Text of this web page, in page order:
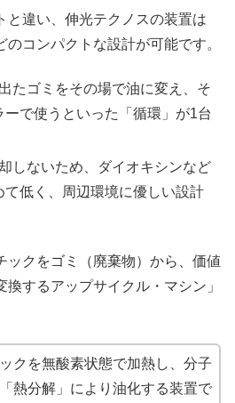
違い、伸光テクノスの装置は
のコンパクトな設計が可能です。
たゴミをその場で油に変え、そ
で使うといった「循環」が1台
しないため、ダイオキシンなど
て低く、周辺環境に優しい設計
クをゴミ（廃棄物）から、価値
するアップサイクル・マシン」
クを無酸素状態で加熱し、分子
熱分解」により油化する装置で